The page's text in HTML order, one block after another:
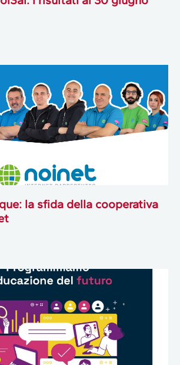
la sfida della cooperativa